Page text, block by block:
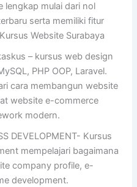
lengkap mulai dari nol
serta memiliki fitur
Website Surabaya
– kursus web design
PHP OOP, Laravel.
cara membangun website
website e-commerce
modern.
DEVELOPMENT- Kursus
mempelajari bagaimana
company profile, e-
development.